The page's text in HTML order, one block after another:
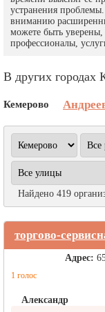
устранения
вниманию
можете быть уверены,
профессионалы,
В других городах
Кемерово
Найдено 419
торгово-
1 голос
Адрес:
Александр